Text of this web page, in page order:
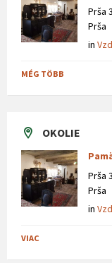
Prša
Prša
in
MÉG TÖBB
OKOLIE
Prša
Prša
in
VIAC